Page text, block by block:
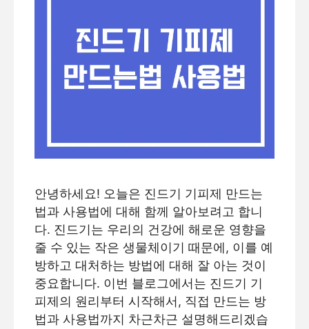
안녕하세요! 오늘은 진드기 기피제 만드는
법과 사용법에 대해 함께 알아보려고 합니
다. 진드기는 우리의 건강에 해로운 영향을
줄 수 있는 작은 생물체이기 때문에, 이를 예
방하고 대처하는 방법에 대해 잘 아는 것이
중요합니다. 이번 블로그에서는 진드기 기
피제의 원리부터 시작해서, 직접 만드는 방
법과 사용법까지 차근차근 설명해드리겠습